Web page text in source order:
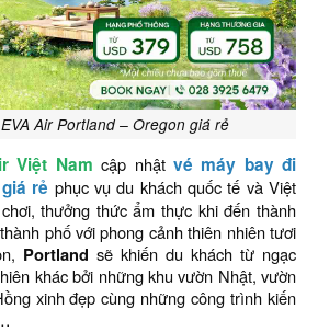
Air Portland – Oregon giá rẻ
Việt Nam cập nhật vé máy bay đi
rẻ phục vụ du khách quốc tế và Việt
thưởng thức ẩm thực khi đến thành
phố với phong cảnh thiên nhiên tươi
Portland sẽ khiến du khách từ ngạc
khác bởi những khu vườn Nhật, vườn
xinh đẹp cùng những công trình kiến